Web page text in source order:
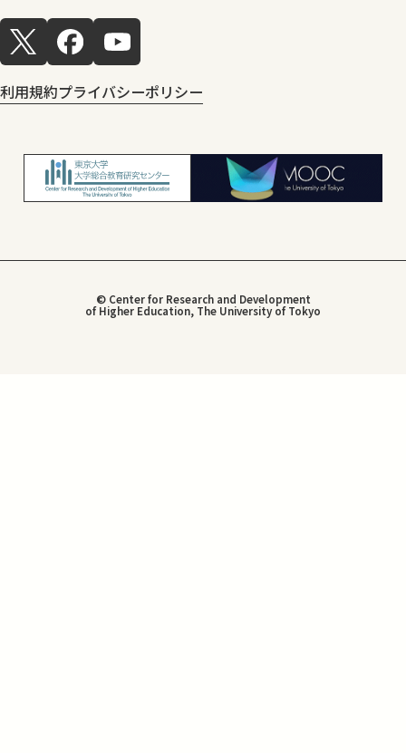
利用規約プライバシーポリシー
© Center for Research and Development
of Higher Education, The University of Tokyo